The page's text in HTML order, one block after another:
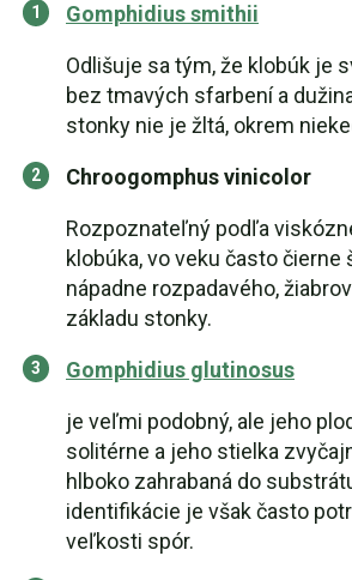
Gomphidius smithii
Odlišuje sa tým, že klobúk je
bez tmavých sfarbení a
stonky nie je žltá, okrem
Chroogomphus vinicolor
Rozpoznateľný podľa
klobúka, vo veku často čierne
nápadne rozpadavého,
základu stonky.
Gomphidius glutinosus
je veľmi podobný, ale jeho
solitérne a jeho stielka
hlboko zahrabaná do
identifikácie je však často
veľkosti spór.